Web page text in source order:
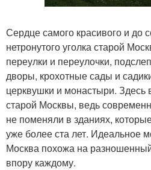
Сердце самого красивого и до
нетронутого уголка старой
переулки и переулочки,
дворы, крохотные сады и
церквушки и монастыри. Здесь
старой Москвы, ведь
не поменяли в зданиях,
уже более ста лет. Идеальное
Москва похожа на
впору каждому.